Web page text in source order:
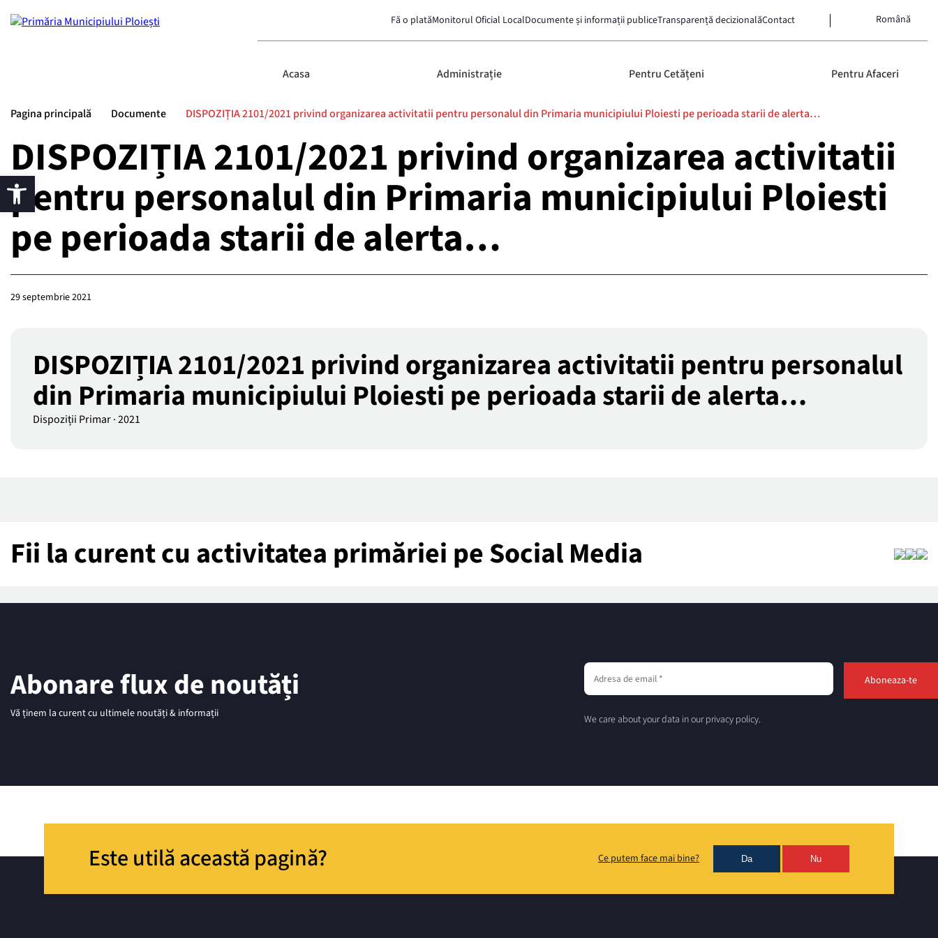
Fă o platăMonitorul Oficial LocalDocumente și informații publiceTransparență decizionalăContact Română
Acasa Administrație Pentru Cetățeni Pentru Afaceri
Pagina principală Documente DISPOZIȚIA 2101/2021 privind organizarea activitatii pentru personalul din Primaria municipiului Ploiesti pe perioada starii de alerta…
DISPOZIȚIA 2101/2021 privind organizarea activitatii
pentru personalul din Primaria municipiului Ploiesti
pe perioada starii de alerta…
29 septembrie 2021
DISPOZIȚIA 2101/2021 privind organizarea activitatii pentru personalul
din Primaria municipiului Ploiesti pe perioada starii de alerta…
Dispoziții Primar·2021
Fii la curent cu activitatea primăriei pe Social Media
Abonare flux de noutăți
Vă ținem la curent cu ultimele noutăți & informații We care about your data in our privacy policy.
Este utilă această pagină? Ce putem face mai bine? Da Nu